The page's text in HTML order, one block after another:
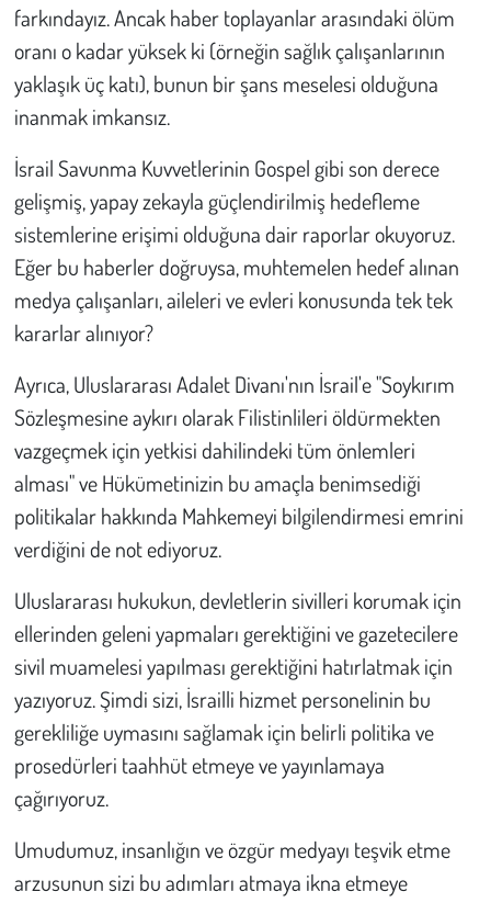
farkındayız. Ancak haber toplayanlar arasındaki ölüm
oranı o kadar yüksek ki (örneğin sağlık çalışanlarının
yaklaşık üç katı), bunun bir şans meselesi olduğuna
inanmak imkansız.
İsrail Savunma Kuvvetlerinin Gospel gibi son derece
gelişmiş, yapay zekayla güçlendirilmiş hedefleme
sistemlerine erişimi olduğuna dair raporlar okuyoruz.
Eğer bu haberler doğruysa, muhtemelen hedef alınan
medya çalışanları, aileleri ve evleri konusunda tek tek
kararlar alınıyor?
Ayrıca, Uluslararası Adalet Divanı'nın İsrail'e "Soykırım
Sözleşmesine aykırı olarak Filistinlileri öldürmekten
vazgeçmek için yetkisi dahilindeki tüm önlemleri
alması" ve Hükümetinizin bu amaçla benimsediği
politikalar hakkında Mahkemeyi bilgilendirmesi emrini
verdiğini de not ediyoruz.
Uluslararası hukukun, devletlerin sivilleri korumak için
ellerinden geleni yapmaları gerektiğini ve gazetecilere
sivil muamelesi yapılması gerektiğini hatırlatmak için
yazıyoruz. Şimdi sizi, İsrailli hizmet personelinin bu
gerekliliğe uymasını sağlamak için belirli politika ve
prosedürleri taahhüt etmeye ve yayınlamaya
çağırıyoruz.
Umudumuz, insanlığın ve özgür medyayı teşvik etme
arzusunun sizi bu adımları atmaya ikna etmeye